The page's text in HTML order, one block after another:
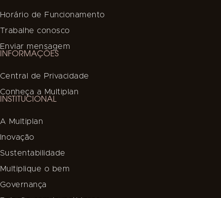
Horário de Funcionamento
Trabalhe conosco
Enviar mensagem
INFORMAÇÕES
Central de Privacidade
Conheça a Multiplan
INSTITUCIONAL
A Multiplan
Inovação
Sustentabilidade
Multiplique o bem
Governança